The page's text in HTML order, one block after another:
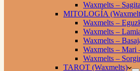
Waxmelts –
MITOLOGÍA
Waxmelts –
Waxmelts –
Waxmelts –
Waxmelts – Mari
Waxmelts –
TAROT (Waxmelts)